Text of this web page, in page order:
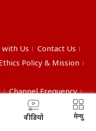
Us
Contact Us
Policy & Mission
Channel Frequency
वीडियो मेन्यु